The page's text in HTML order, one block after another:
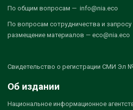
По общим вопросам — info@nia.eco
По вопросам сотрудничества и запросу
размещение материалов — eco@nia.eco
Свидетельство о регистрации СМИ Эл
Об издании
Национальное информационное